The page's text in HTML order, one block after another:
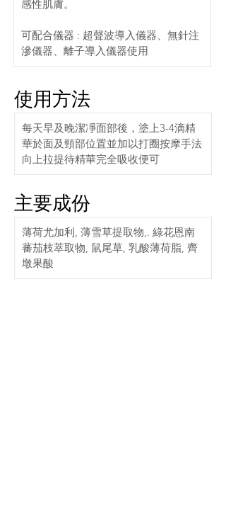
感性肌膚。
可配合儀器 : 超聲波導入儀器、無針注
滲儀器、離子導入儀器使用
使用方法
每天早及晚潔凈面部後，塗上3-4滴精
華於面及頸部位置並加以打圈按摩手法
向上拉提待精華完全吸收便可
主要成份
薄荷尤加利, 薄雪草提取物,. 綠花恩南
蕃茄枝萃取物, 鼠尾草, 乳酸薄荷脂, 齊
墩果酸